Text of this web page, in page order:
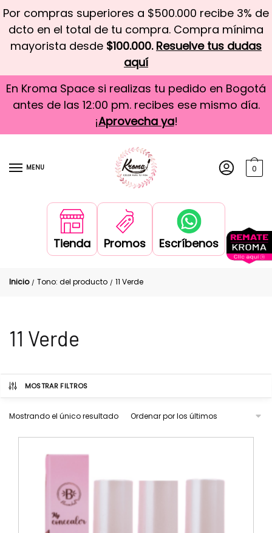
Por compras superiores a $500.000 recibe 3% de
dcto en el total de tu compra. Compra mínima
mayorista desde $100.000. Resuelve tus dudas
aquí
En Kroma Space si realizas tu pedido en Bogotá
antes de las 12:00 pm. recibes ese mismo día.
¡Aprovecha ya!
MENU 0
Tienda Promos Escríbenos
Inicio / Tono: del producto / 11 Verde
11 Verde
MOSTRAR FILTROS
Mostrando el único resultado